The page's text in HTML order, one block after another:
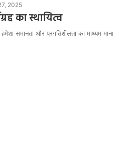
2025
का स्थायित्व
समानता और प्रगतिशीलता का माध्यम माना